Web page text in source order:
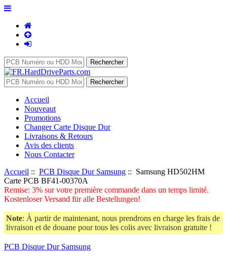
Accueil
Nouveaut
Promotions
Changer Carte Disque Dur
Livraisons & Retours
Avis des clients
Nous Contacter
Accueil :: PCB Disque Dur Samsung :: Samsung HD502HM
Carte PCB BF41-00370A
Remise: 3% sur votre première commande dans un temps limité.
Kostenloser Versand für alle Bestellungen!
Note: À partir de maintenant, nous prendrons en charge les frais de
livraison et de douane pour tous les colis avec livraison gratuite !
PCB Disque Dur Samsung